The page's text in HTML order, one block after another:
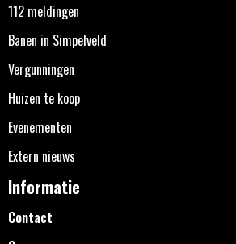
112 meldingen
Banen in Simpelveld
Vergunningen
Huizen te koop
Evenementen
Extern nieuws
Informatie
Contact